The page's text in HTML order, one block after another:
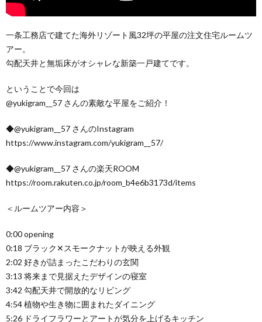
一条工務店で建てた海外リゾート風32坪の平屋の注文住宅ルームツ
アー。
勾配天井と無垢床がオシャレな新築一戸建てです。
ということで今回は
@yukigram__57 さんの素敵な平屋をご紹介！
◆@yukigram__57 さんのInstagram
https://www.instagram.com/yukigram__57/
◆@yukigram__57 さんの楽天ROOM
https://room.rakuten.co.jp/room_b4e6b3173d/items
＜ルームツアー内容＞
0:00 opening
0:18 ブラック✕スモークナットが映える外観
2:02 好きが詰まったこだわりの玄関
3:13 将来まで見据えたデザインの寝室
3:42 勾配天井で開放的なリビング
4:54 植物や生き物に囲まれたダイニング
5:26 ドライフラワーとアートが気分を上げるキッチン